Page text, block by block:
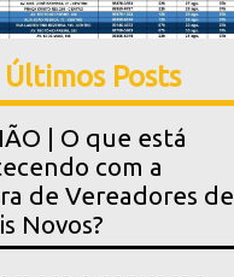
Últimos Posts
| O que está
com a
de Vereadores de
Novos?